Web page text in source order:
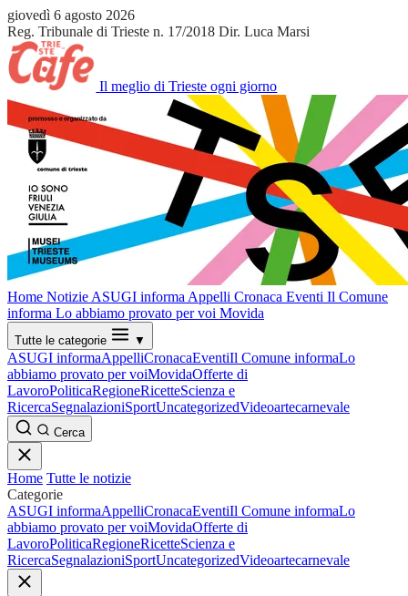
giovedì 6 agosto 2026
Reg. Tribunale di Trieste n. 17/2018 Dir. Luca Marsi
Il meglio di Trieste ogni giorno
Home Notizie ASUGI informa Appelli Cronaca Eventi Il Comune
informa Lo abbiamo provato per voi Movida
Tutte le categorie ▼
ASUGI informaAppelliCronacaEventiIl Comune informaLo
abbiamo provato per voiMovidaOfferte di
LavoroPoliticaRegioneRicetteScienza e
RicercaSegnalazioniSportUncategorizedVideoartecarnevale
Cerca
Home Tutte le notizie
Categorie
ASUGI informaAppelliCronacaEventiIl Comune informaLo
abbiamo provato per voiMovidaOfferte di
LavoroPoliticaRegioneRicetteScienza e
RicercaSegnalazioniSportUncategorizedVideoartecarnevale